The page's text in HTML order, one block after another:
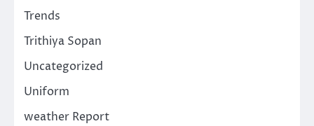
Trends
Trithiya Sopan
Uncategorized
Uniform
weather Report